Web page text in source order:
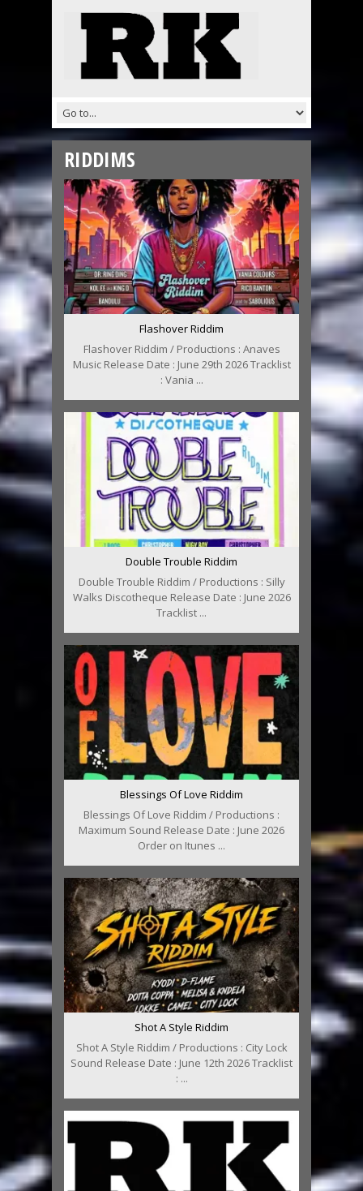
RIDDIMS
Flashover Riddim
Flashover Riddim / Productions : Anaves
Music Release Date : June 29th 2026 Tracklist
: Vania ...
Double Trouble Riddim
Double Trouble Riddim / Productions : Silly
Walks Discotheque Release Date : June 2026
Tracklist ...
Blessings Of Love Riddim
Blessings Of Love Riddim / Productions :
Maximum Sound Release Date : June 2026
Order on Itunes ...
Shot A Style Riddim
Shot A Style Riddim / Productions : City Lock
Sound Release Date : June 12th 2026 Tracklist
: ...